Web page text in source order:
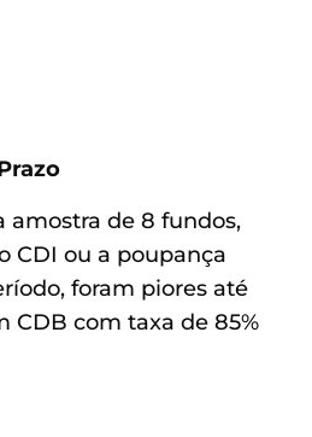
amostra de 8 fundos,
CDI ou a poupança
foram piores até
CDB com taxa de 85%